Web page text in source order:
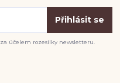
Přihlásit se
za účelem rozesílky newsletteru.